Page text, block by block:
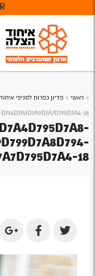
> ראשי > פדיון כפרות לסניפי
18
18
Share
on
Twitter
Share
on
Facebook
on